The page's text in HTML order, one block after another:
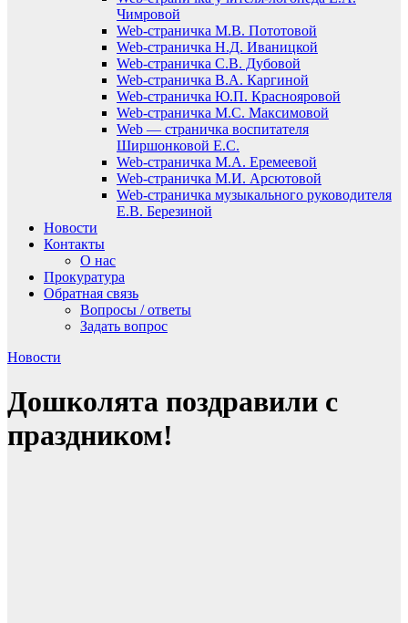
Чимровой
Web-страничка М.В. Пототовой
Web-страничка Н.Д. Иваницкой
Web-страничка С.В. Дубовой
Web-страничка В.А. Каргиной
Web-страничка Ю.П. Краснояровой
Web-страничка М.С. Максимовой
Web — страничка воспитателя
Ширшонковой Е.С.
Web-страничка М.А. Еремеевой
Web-страничка М.И. Арсютовой
Web-страничка музыкального руководителя
Е.В. Березиной
Новости
Контакты
О нас
Прокуратура
Обратная связь
Вопросы / ответы
Задать вопрос
Новости
Дошколята поздравили с
праздником!